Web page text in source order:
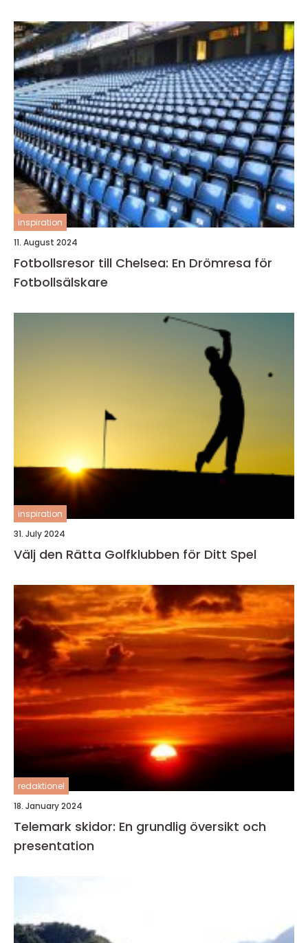
inspiration
11. August 2024
Fotbollsresor till Chelsea: En Drömresa för
Fotbollsälskare
inspiration
31. July 2024
Välj den Rätta Golfklubben för Ditt Spel
redaktionel
18. January 2024
Telemark skidor: En grundlig översikt och
presentation